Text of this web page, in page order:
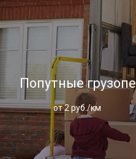
Попутные
от 2 руб./км